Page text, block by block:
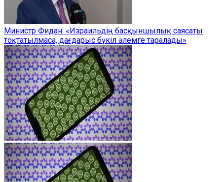
Министр Фидан: «Израильдің басқыншылық саясаты
тоқтатылмаса, дағдарыс бүкіл әлемге таралады»